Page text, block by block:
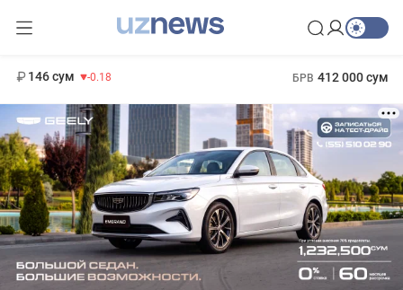
146 сум -0.18 БРВ 412 000 сум